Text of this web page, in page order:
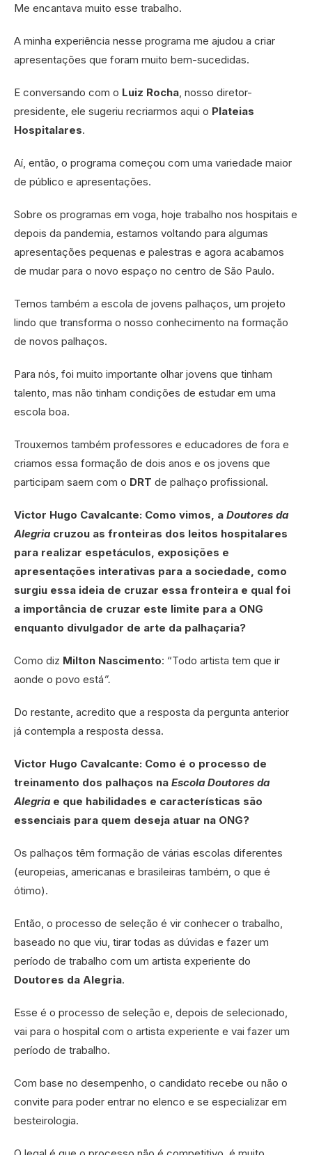
Me encantava muito esse trabalho.
A minha experiência nesse programa me ajudou a criar
apresentações que foram muito bem-sucedidas.
E conversando com o Luiz Rocha , nosso diretor-
presidente, ele sugeriu recriarmos aqui o Plateias
Hospitalares.
Aí, então, o programa começou com uma variedade maior
de público e apresentações.
Sobre os programas em voga, hoje trabalho nos hospitais e
depois da pandemia, estamos voltando para algumas
apresentações pequenas e palestras e agora acabamos
de mudar para o novo espaço no centro de São Paulo.
Temos também a escola de jovens palhaços, um projeto
lindo que transforma o nosso conhecimento na formação
de novos palhaços.
Para nós, foi muito importante olhar jovens que tinham
talento, mas não tinham condições de estudar em uma
escola boa.
Trouxemos também professores e educadores de fora e
criamos essa formação de dois anos e os jovens que
participam saem com o DRT de palhaço profissional.
Victor Hugo Cavalcante: Como vimos, a Doutores da
Alegria cruzou as fronteiras dos leitos hospitalares
para realizar espetáculos, exposições e
apresentações interativas para a sociedade, como
surgiu essa ideia de cruzar essa fronteira e qual foi
a importância de cruzar este limite para a ONG
enquanto divulgador de arte da palhaçaria?
Como diz Milton Nascimento: “Todo artista tem que ir
aonde o povo está”.
Do restante, acredito que a resposta da pergunta anterior
já contempla a resposta dessa.
Victor Hugo Cavalcante: Como é o processo de
treinamento dos palhaços na Escola Doutores da
Alegria e que habilidades e características são
essenciais para quem deseja atuar na ONG?
Os palhaços têm formação de várias escolas diferentes
(europeias, americanas e brasileiras também, o que é
ótimo).
Então, o processo de seleção é vir conhecer o trabalho,
baseado no que viu, tirar todas as dúvidas e fazer um
período de trabalho com um artista experiente do
Doutores da Alegria.
Esse é o processo de seleção e, depois de selecionado,
vai para o hospital com o artista experiente e vai fazer um
período de trabalho.
Com base no desempenho, o candidato recebe ou não o
convite para poder entrar no elenco e se especializar em
besteirologia.